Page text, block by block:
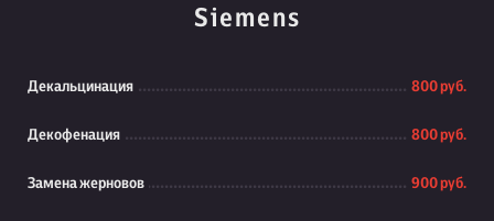
Siemens
Декальцинация 800 руб.
Декофенация 800 руб.
Замена жерновов 900 руб.